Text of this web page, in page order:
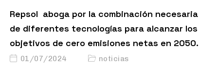
Repsol aboga por la combinación necesaria
de diferentes tecnologías para alcanzar los
objetivos de cero emisiones netas en 2050.
01/07/2024 noticias